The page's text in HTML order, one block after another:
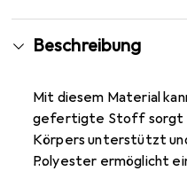
Beschreibung
Mit diesem Material
gefertigte Stoff sorgt
Körpers unterstützt
Polyester ermöglicht